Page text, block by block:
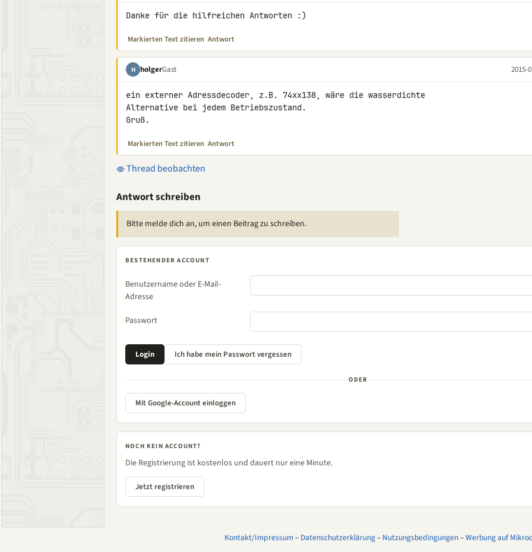
Danke für die hilfreichen Antworten :)
Markierten Text zitieren Antwort
H holgerGast 2015-
ein externer Adressdecoder, z.B. 74xx138, wäre die wasserdichte
Alternative bei jedem Betriebszustand.
Gruß.
Markierten Text zitieren Antwort
Thread beobachten
Antwort schreiben
Bitte melde dich an, um einen Beitrag zu schreiben.
BESTEHENDER ACCOUNT
Benutzername oder E-Mail-
Adresse
Passwort
ODER
Mit Google-Account einloggen
NOCH KEIN ACCOUNT?
Die Registrierung ist kostenlos und dauert nur eine Minute.
Jetzt registrieren
Kontakt/Impressum– Datenschutzerklärung– Nutzungsbedingungen–Werbung auf